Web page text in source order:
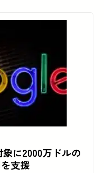
に2000万ドルの
支援